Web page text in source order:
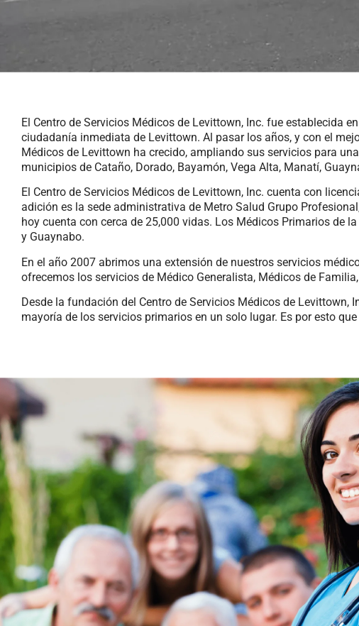
El Centro de Servicios Médicos de Levittown, Inc. fue establecida
ciudadanía inmediata de Levittown. Al pasar los años, y con el
Médicos de Levittown ha crecido, ampliando sus servicios para
municipios de Cataño, Dorado, Bayamón, Vega Alta, Manatí,
El Centro de Servicios Médicos de Levittown, Inc. cuenta con
adición es la sede administrativa de Metro Salud Grupo
hoy cuenta con cerca de 25,000 vidas. Los Médicos Primarios de
y Guaynabo.
En el año 2007 abrimos una extensión de nuestros servicios
ofrecemos los servicios de Médico Generalista, Médicos de
Desde la fundación del Centro de Servicios Médicos de Levittown,
mayoría de los servicios primarios en un solo lugar. Es por esto